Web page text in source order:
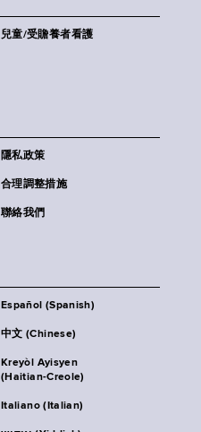
兒童/受贍養者看護
隱私政策
合理調整措施
聯絡我們
Español (Spanish)
中文 (Chinese)
Kreyòl Ayisyen
(Haitian-Creole)
Italiano (Italian)